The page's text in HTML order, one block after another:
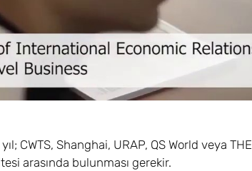
CWTS, Shanghai, URAP, QS World veya THE
arasında bulunması gerekir.